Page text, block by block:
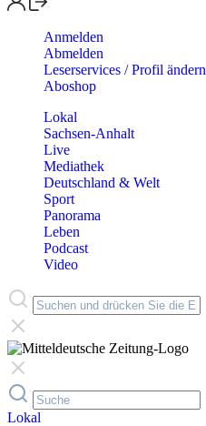
Anmelden
Abmelden
Leserservices / Profil ändern
Aboshop
Lokal
Sachsen-Anhalt
Live
Mediathek
Deutschland & Welt
Sport
Panorama
Leben
Podcast
Video
Lokal